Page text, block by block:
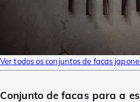
Ver todos os conjuntos de facas
Conjunto de facas para a